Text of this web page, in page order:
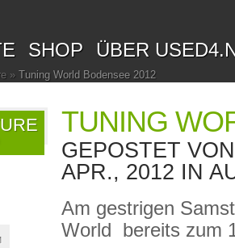
SHOP ÜBER
» Tuning World Bodensee 2012
TUNING
GEPOSTET
APR., 2012 IN
Am gestrigen
World bereits zum